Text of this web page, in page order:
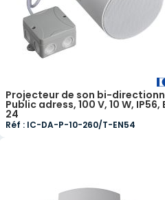
Projecteur de son bi-
Public adress, 100 V, 10 W, IP56,
24
Réf : IC-DA-P-10-260/T-EN54